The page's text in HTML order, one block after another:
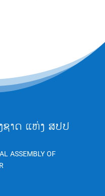
ຊາດ ແຫ່ງ ສປປ
ASSEMBLY OF